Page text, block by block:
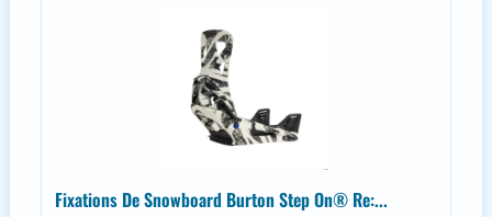
Fixations De Snowboard Burton Step On® Re:...